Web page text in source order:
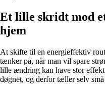
Et lille skridt mod
hjem
At skifte til en energieffektiv
tænker på, når man vil spare
lille ændring kan have stor
døgnet, og derfor tæller selv